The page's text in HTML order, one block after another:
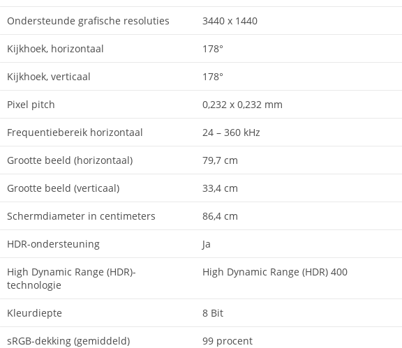
Ondersteunde grafische resoluties 3440 x 1440
Kijkhoek, horizontaal 178°
Kijkhoek, verticaal 178°
Pixel pitch 0,232 x 0,232 mm
Frequentiebereik horizontaal 24 – 360 kHz
Grootte beeld (horizontaal) 79,7 cm
Grootte beeld (verticaal) 33,4 cm
Schermdiameter in centimeters 86,4 cm
HDR-ondersteuning Ja
High Dynamic Range (HDR)-
technologie
High Dynamic Range (HDR) 400
Kleurdiepte 8 Bit
sRGB-dekking (gemiddeld) 99 procent